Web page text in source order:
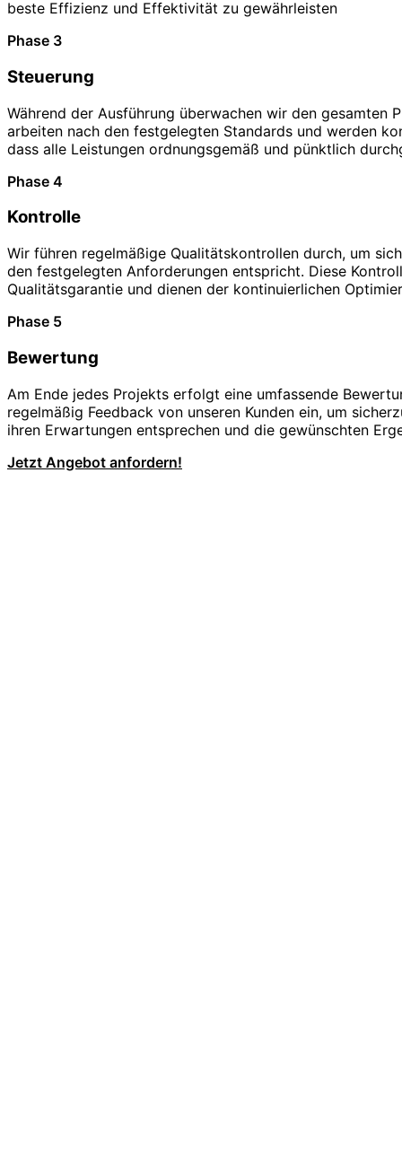
beste Effizienz und Effektivität zu gewährleisten
Phase 3
Steuerung
Während der Ausführung überwachen wir den gesamten
arbeiten nach den festgelegten Standards und werden
dass alle Leistungen ordnungsgemäß und pünktlich
Phase 4
Kontrolle
Wir führen regelmäßige Qualitätskontrollen durch, um
den festgelegten Anforderungen entspricht. Diese
Qualitätsgarantie und dienen der kontinuierlichen
Phase 5
Bewertung
Am Ende jedes Projekts erfolgt eine umfassende
regelmäßig Feedback von unseren Kunden ein, um
ihren Erwartungen entsprechen und die gewünschten
Jetzt Angebot anfordern!